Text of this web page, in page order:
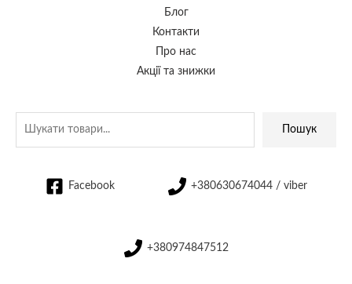
Блог
Контакти
Про нас
Акції та знижки
Пошук
Facebook +380630674044 / viber
+380974847512